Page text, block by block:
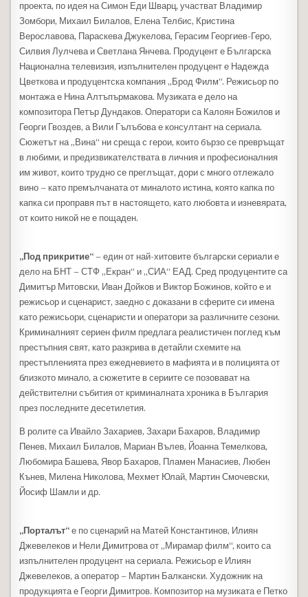
проекта, по идея на Симон Еди Шварц, участват Владимир
Зомбори, Михаил Билалов, Елена Телбис, Кристина
Верославова, Параскева Джукелова, Герасим Георгиев-Геро,
Силвия Лулчева и Светлана Янчева. Продуцент е Българска
Национална телевизия, изпълнителен продуцент е Надежда
Цветкова и продуцентска компания „Брод Филм“. Режисьор по
монтажа е Нина Алтъпърмакова. Музиката е дело на
композитора Петър Дундаков. Оператори са Калоян Божилов и
Георги Гвоздев, а Вили Гълъбова е консултант на сериала.
Сюжетът на „Вина“ ни среща с герои, които бързо се превръщат
в любими, и предизвикателствата в личния и професионалния
им живот, които трудно се преглъщат, дори с много отлежало
вино – като премълчаната от миналото истина, която капка по
капка си проправя път в настоящето, като любовта и изневярата,
от които никой не е пощаден.
„Под прикритие“– един от най-хитовите български сериали е
дело на БНТ – СТФ „Екран“ и „СИА“ ЕАД. Сред продуцентите са
Димитър Митовски, Иван Дойков и Виктор Божинов, който е и
режисьор и сценарист, заедно с доказани в сферите си имена
като режисьори, сценаристи и оператори за различните сезони.
Криминалният сериен филм предлага реалистичен поглед към
престъпния свят, като разкрива в детайли схемите на
престъпленията през ежедневието в мафията и в полицията от
близкото минало, а сюжетите в сериите се позовават на
действителни събития от криминалната хроника в България
през последните десетилетия.
В ролите са Ивайло Захариев, Захари Бахаров, Владимир
Пенев, Михаил Билалов, Мариан Вълев, Йоанна Темелкова,
Любомира Башева, Явор Бахаров, Пламен Манасиев, Любен
Кънев, Милена Николова, Мехмет Юлай, Мартин Смочевски,
Йосиф Шамли и др.
„Порталът“е по сценарий на Матей Константинов, Илиян
Джевелеков и Нели Димитрова от „Мирамар филм“, които са
изпълнителен продуцент на сериала. Режисьор е Илиян
Джевелеков, а оператор – Мартин Балкански. Художник на
продукцията е Георги Димитров. Композитор на музиката е Петко